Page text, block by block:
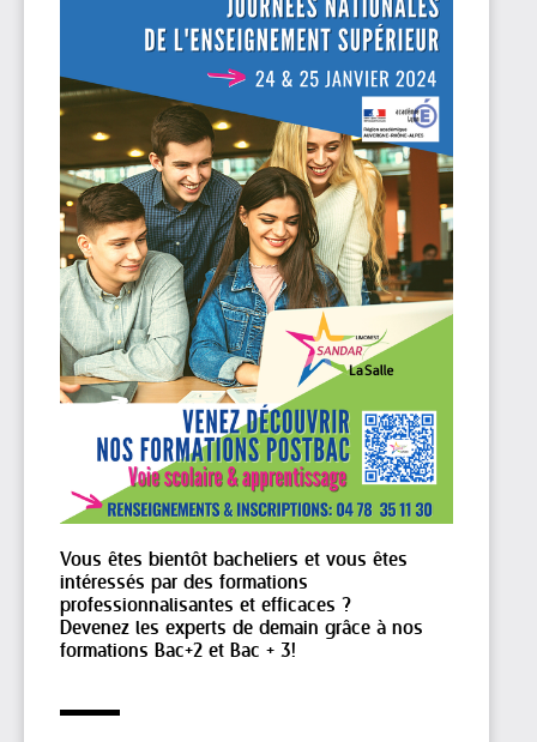
Vous êtes bientôt bacheliers et vous êtes
intéressés par des formations
professionnalisantes et efficaces ?
Devenez les experts de demain grâce à nos
formations Bac+2 et Bac + 3!